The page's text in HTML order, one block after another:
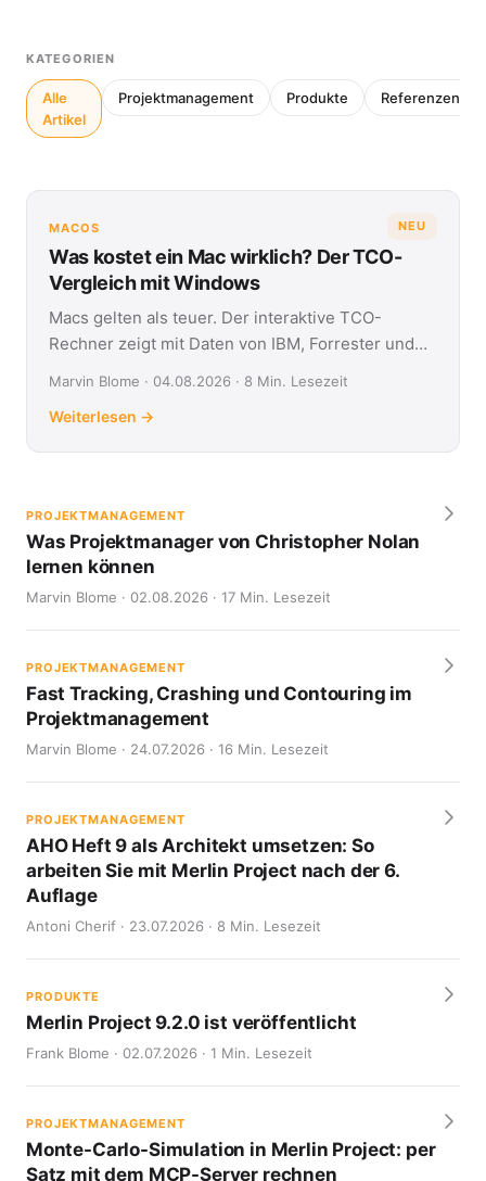
KATEGORIEN
Alle
Artikel
Projektmanagement Produkte Referenzen
NEU
MACOS
Was kostet ein Mac wirklich? Der TCO-
Vergleich mit Windows
Macs gelten als teuer. Der interaktive TCO-
Rechner zeigt mit Daten von IBM, Forrester und
Marvin Blome · 04.08.2026 · 8 Min. Lesezeit
Weiterlesen →
PROJEKTMANAGEMENT
Was Projektmanager von Christopher Nolan
lernen können
Marvin Blome · 02.08.2026 · 17 Min. Lesezeit
PROJEKTMANAGEMENT
Fast Tracking, Crashing und Contouring im
Projektmanagement
Marvin Blome · 24.07.2026 · 16 Min. Lesezeit
PROJEKTMANAGEMENT
AHO Heft 9 als Architekt umsetzen: So
arbeiten Sie mit Merlin Project nach der 6.
Auflage
Antoni Cherif · 23.07.2026 · 8 Min. Lesezeit
PRODUKTE
Merlin Project 9.2.0 ist veröffentlicht
Frank Blome · 02.07.2026 · 1 Min. Lesezeit
PROJEKTMANAGEMENT
Monte-Carlo-Simulation in Merlin Project: per
Satz mit dem MCP-Server rechnen